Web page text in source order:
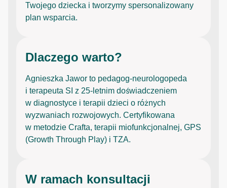
Twojego dziecka i tworzymy spersonalizowany
plan wsparcia.
Dlaczego warto?
Agnieszka Jawor to pedagog-neurologopeda
i terapeuta SI z 25-letnim doświadczeniem
w diagnostyce i terapii dzieci o różnych
wyzwaniach rozwojowych. Certyfikowana
w metodzie Crafta, terapii miofunkcjonalnej, GPS
(Growth Through Play) i TZA.
W ramach konsultacji